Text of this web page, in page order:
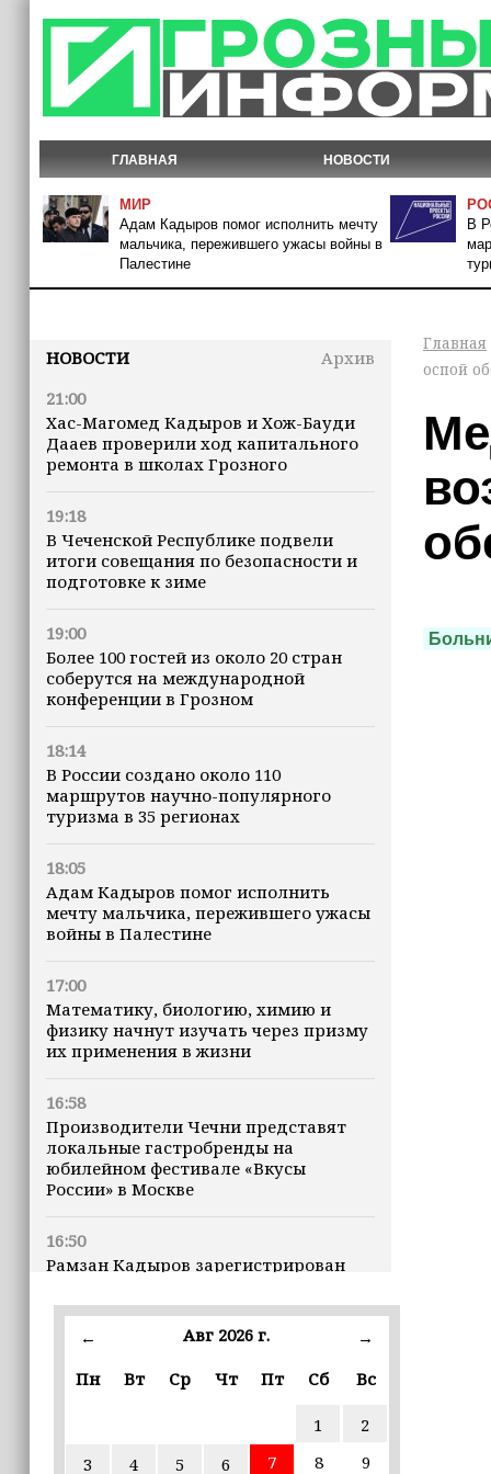
ГЛАВНАЯ НОВОСТИ
МИР
Адам Кадыров помог исполнить мечту
мальчика, пережившего ужасы войны в
Палестине
В
НОВОСТИ
Архив
21:00
Хас-Магомед Кадыров и Хож-Бауди
Дааев проверили ход капитального
ремонта в школах Грозного
19:18
В Чеченской Республике подвели
итоги совещания по безопасности и
подготовке к зиме
19:00
Более 100 гостей из около 20 стран
соберутся на международной
конференции в Грозном
18:14
В России создано около 110
маршрутов научно-популярного
туризма в 35 регионах
18:05
Адам Кадыров помог исполнить
мечту мальчика, пережившего ужасы
войны в Палестине
17:00
Математику, биологию, химию и
физику начнут изучать через призму
их применения в жизни
16:58
Производители Чечни представят
локальные гастробренды на
юбилейном фестивале «Вкусы
России» в Москве
16:50
Рамзан Кадыров зарегистрирован
16:47
землетрясения, рассказала
16:12
← Авг 2026 г.
→
Пн
Вт Ср Чт Пт Сб Вс
1
2
3
4 5 6 7 8
9
Главная
оспой